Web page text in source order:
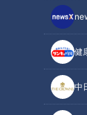
健
中